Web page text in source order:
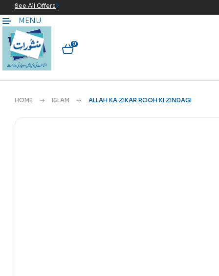
See All Offers
MENU
0
HOME ISLAM ALLAH KA ZIKAR ROOH KI ZINDAGI